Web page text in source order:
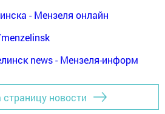
- Мензеля онлайн
news - Мензеля-информ
страницу новости